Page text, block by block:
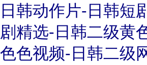
日韩动作片-日韩短
剧精选-日韩二级黄
色色视频-日韩二级